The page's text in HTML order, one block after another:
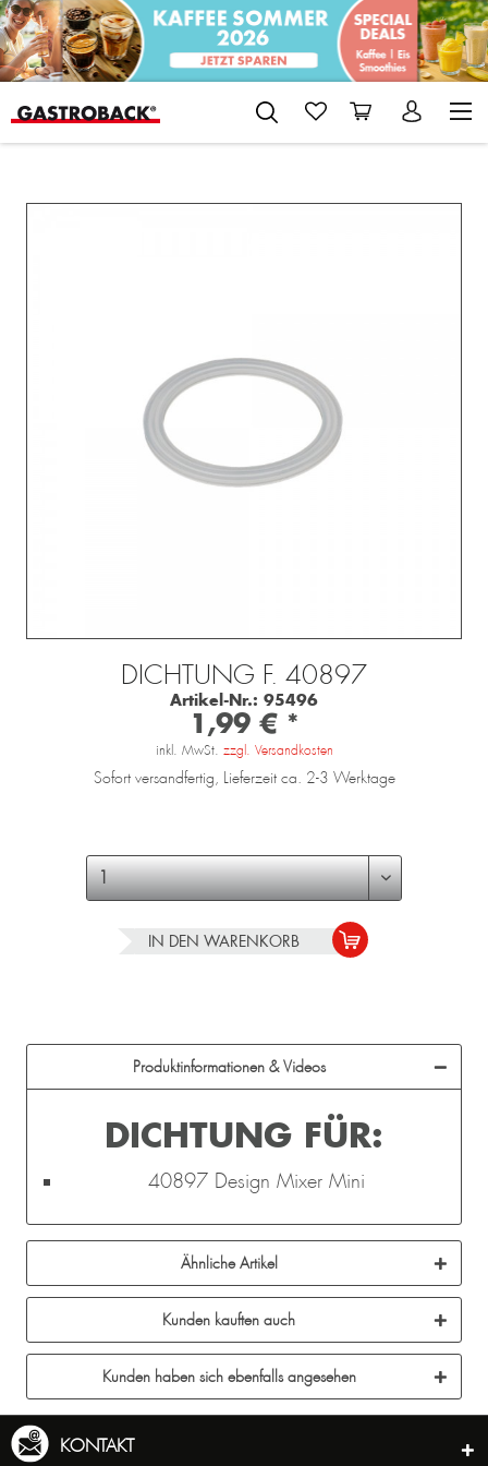
DICHTUNG F. 40897
Artikel-Nr.: 95496
1,99 € *
inkl. MwSt. zzgl. Versandkosten
Sofort versandfertig, Lieferzeit ca. 2-3 Werktage
IN DEN WARENKORB
Produktinformationen & Videos
DICHTUNG FÜR:
40897 Design Mixer Mini
Ähnliche Artikel
Kunden kauften auch
Kunden haben sich ebenfalls angesehen
KONTAKT